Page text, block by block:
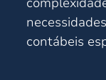
contábeis